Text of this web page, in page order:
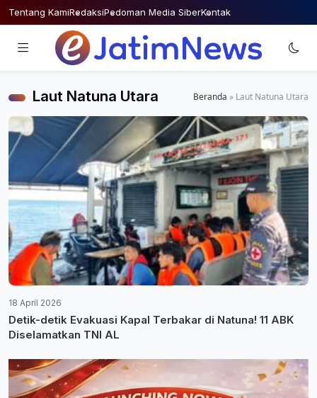
Skip
to
Tentang KamiRedaksiPedoman Media SiberKontak
Laut Natuna Utara Beranda » Laut Natuna Utara
18 April 2026
Detik-detik Evakuasi Kapal Terbakar di Natuna! 11 ABK
Diselamatkan TNI AL